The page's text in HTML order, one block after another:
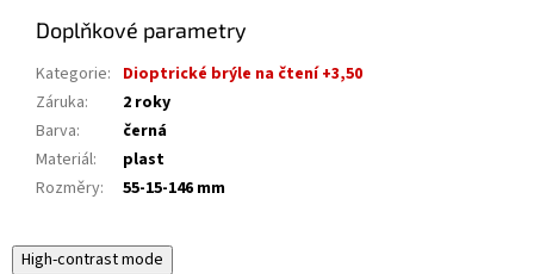
Doplňkové parametry
Kategorie: Dioptrické brýle na čtení +3,50
Záruka:
2 roky
Barva:
černá
Materiál:
plast
Rozměry: 55-15-146 mm
High-contrast mode